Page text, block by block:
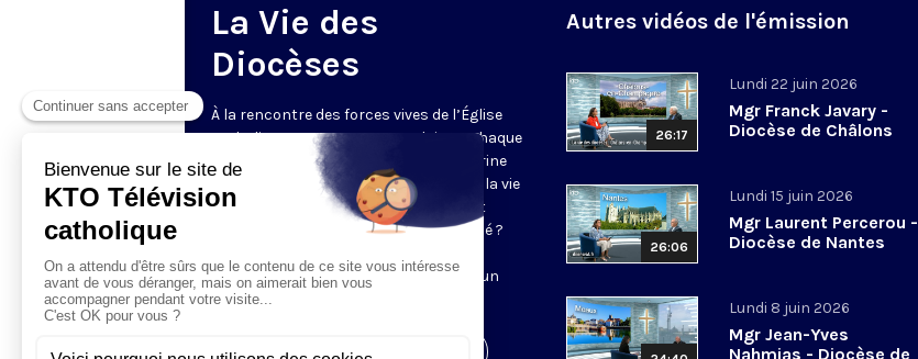
La Vie des
Diocèses
À la rencontre des forces vives de l’Église
catholique en France et en Belgique. Chaque
semaine, un évêque est reçu par Honorine
Grasset pour remettre en perspective la vie
et l’actualité de son diocèse. Comment
l’Evangile est-il concrètement annoncé ?
Reportages et interviews nourrissent un
échange franc et direct.
Visiter la page de l'émission
Autres vidéos de l'émission
26:17
Lundi 22 juin 2026
Mgr Franck Javary -
Diocèse de Châlons
26:06
Lundi 15 juin 2026
Mgr Laurent Percerou -
Diocèse de Nantes
Lundi 8 juin 2026
Mgr Jean-Yves
Nahmias - Diocèse de